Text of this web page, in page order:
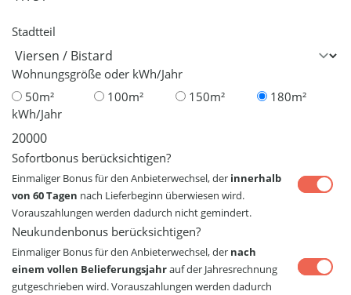
Stadtteil
Wohnungsgröße oder kWh/Jahr
50m²
100m² 150m²
180m²
kWh/Jahr
Sofortbonus berücksichtigen?
Einmaliger Bonus für den Anbieterwechsel, der innerhalb
von 60 Tagen nach Lieferbeginn überwiesen wird.
Vorauszahlungen werden dadurch nicht gemindert.
Neukundenbonus berücksichtigen?
Einmaliger Bonus für den Anbieterwechsel, der nach
einem vollen Belieferungsjahrauf der Jahresrechnung
gutgeschrieben wird. Vorauszahlungen werden dadurch